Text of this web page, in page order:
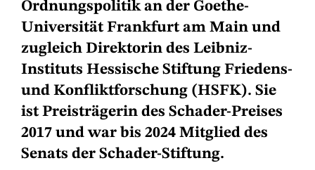
Ordnungspolitik an der Goethe-
Universität Frankfurt am Main und
zugleich Direktorin des Leibniz-
Instituts Hessische Stiftung Friedens-
und Konfliktforschung (HSFK). Sie
ist Preisträgerin des Schader-Preises
2017 und war bis 2024 Mitglied des
Senats der Schader-Stiftung.